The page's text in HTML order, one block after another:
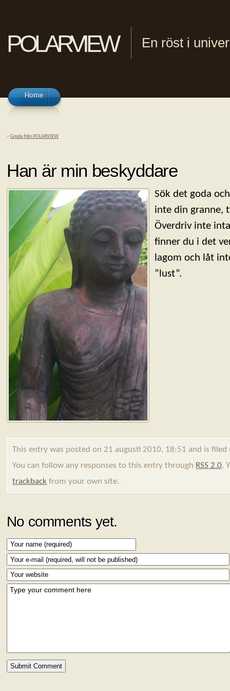
polarview En röst i
Home
« Groda från POLARVIEW
Han är min beskyddare
Sök det goda
inte din granne,
Överdriv inte
finner du i det
lagom och låt
”lust”.
This entry was posted on 21 augusti 2010, 18:51 and is
You can follow any responses to this entry through RSS 2.0.
trackback from your own site.
No comments yet.